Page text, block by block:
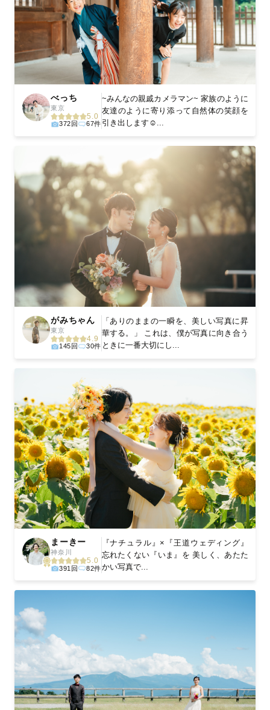
に。きっと「こんな写真を撮ってほしかった！」と思える一枚に
出会えます。まずは、ラブグラフの撮影事例をご覧ください。
べっち
東京
5.0
372回 67件
~みんなの親戚カメラマン~ 家族のように
友達のように寄り添って自然体の笑顔を
引き出します☺️...
がみちゃん
東京
4.9
145回 30件
「ありのままの一瞬を、美しい写真に昇
華する。」 これは、僕が写真に向き合う
ときに一番大切にし...
まーきー
神奈川
5.0
391回 82件
『ナチュラル』×『王道ウェディング』
忘れたくない『いま』を 美しく、あたた
かい写真で...